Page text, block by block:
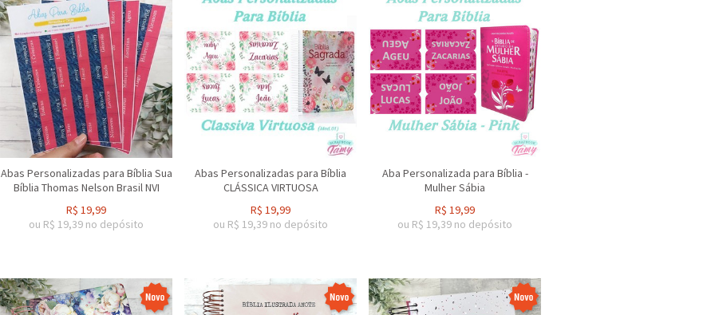
Abas Personalizadas para Bíblia Sua
Bíblia Thomas Nelson Brasil NVI
R$ 19,99
ou R$ 19,39 no depósito
Abas Personalizadas para Bíblia
CLÁSSICA VIRTUOSA
R$ 19,99
ou R$ 19,39 no depósito
Aba Personalizada para Bíblia -
Mulher Sábia
R$ 19,99
ou R$ 19,39 no depósito